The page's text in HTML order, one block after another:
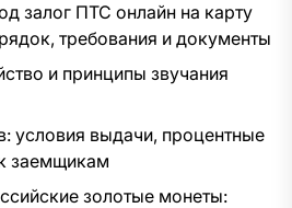
залог ПТС онлайн на карту
требования и документы
и принципы звучания
условия выдачи, процентные
заемщикам
золотые монеты: